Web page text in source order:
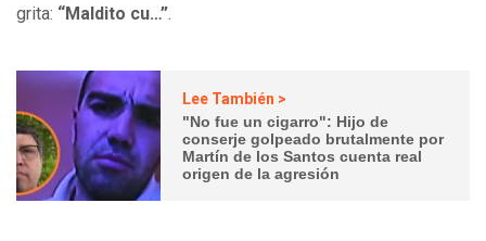
grita: “Maldito cu…”.
Lee También >
"No fue un cigarro": Hijo de
conserje golpeado brutalmente por
Martín de los Santos cuenta real
origen de la agresión